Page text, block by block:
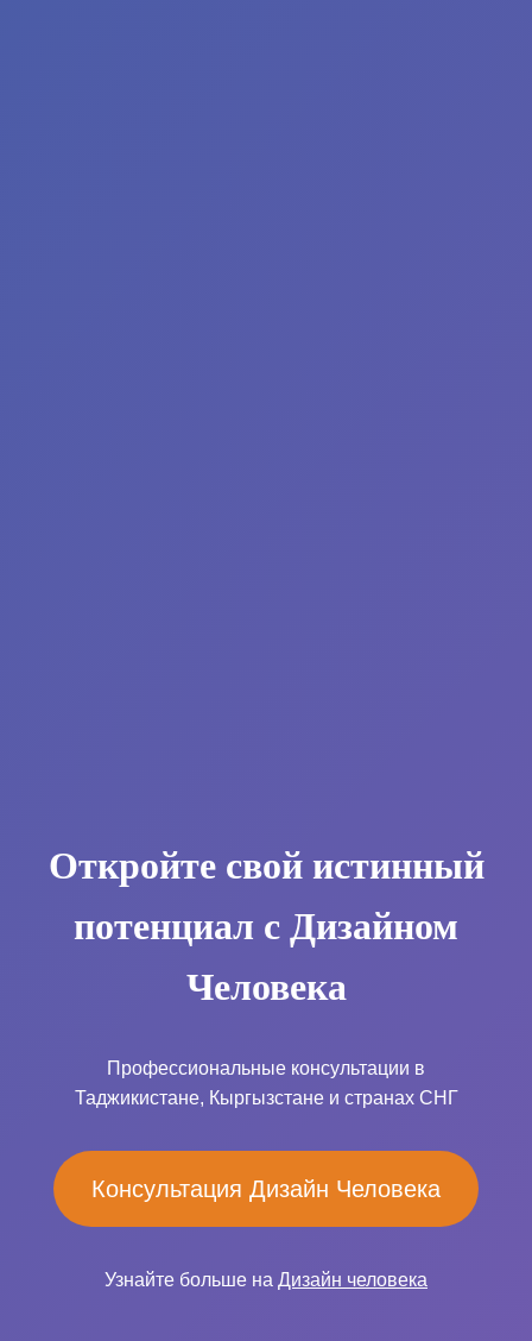
Откройте свой истинный
потенциал с Дизайном
Человека
Профессиональные консультации в
Таджикистане, Кыргызстане и странах СНГ
Консультация Дизайн Человека
Узнайте больше на Дизайн человека